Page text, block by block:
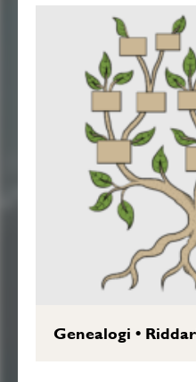
Genealogi •